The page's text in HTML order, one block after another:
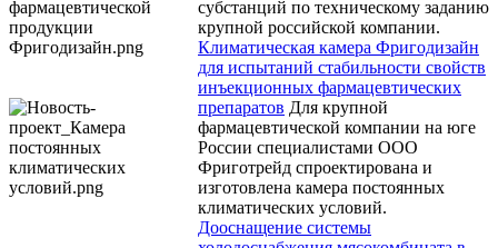
субстанций по техническому заданию
крупной российской компании.
Климатическая камера Фригодизайн
для испытаний стабильности свойств
инъекционных фармацевтических
препаратов Для крупной
фармацевтической компании на юге
России специалистами ООО
Фриготрейд спроектирована и
изготовлена камера постоянных
климатических условий.
Дооснащение системы